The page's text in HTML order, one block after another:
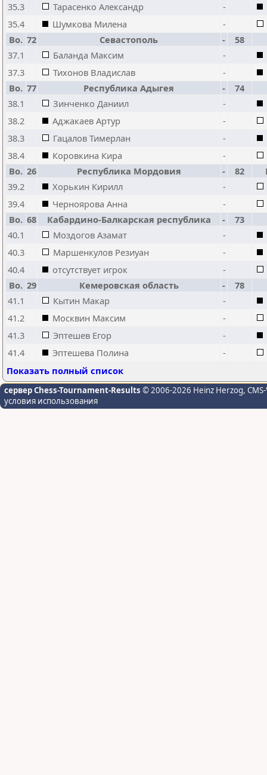
35.3
Тарасенко Александр
-
35.4
Шумкова Милена
-
Bo. 72 Севастополь -
58
37.1
Баланда Максим
-
37.3
Тихонов Владислав
-
Bo. 77 Республика Адыгея -
74
38.1
Зинченко Даниил
-
38.2
Аджакаев Артур
-
38.3
Гацалов Тимерлан
-
38.4
Коровкина Кира
-
Bo. 26 Республика Мордовия - 82
39.2
Хорькин Кирилл
-
39.4
Черноярова Анна
-
Bo. 68 Кабардино-Балкарская республика -
73
40.1
Моздогов Азамат
-
40.3
Маршенкулов Резиуан
-
40.4
отсутствует игрок
-
Bo. 29 Кемеровская область -
78
41.1
Кытин Макар
-
41.2
Москвин Максим
-
41.3
Эптешев Егор
-
41.4
Эптешева Полина
-
Показать полный список
сервер Chess-Tournament-Results © 2006-2026 Heinz Herzog,
условия использования